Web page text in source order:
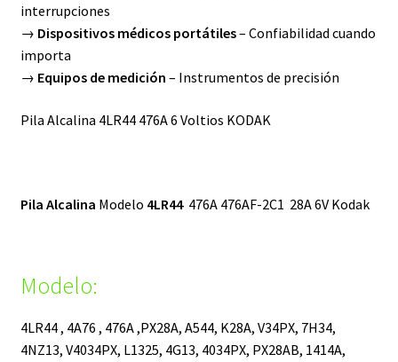
interrupciones
→ Dispositivos médicos portátiles– Confiabilidad cuando
importa
→ Equipos de medición – Instrumentos de precisión
Pila Alcalina 4LR44 476A 6 Voltios KODAK
Pila Alcalina Modelo 4LR44476A 476AF-2C1 28A 6V Kodak
Modelo:
4LR44 , 4A76 , 476A ,PX28A, A544, K28A, V34PX, 7H34,
4NZ13, V4034PX, L1325, 4G13, 4034PX, PX28AB, 1414A,